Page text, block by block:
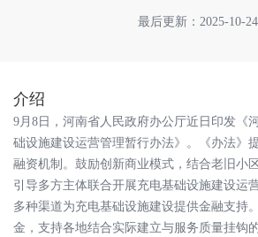
最后更新：2025-10-24
介绍
9月8日，河南省人民政府办公厅近日印发《
础设施建设运营管理暂行办法》。《办法》
融资机制。鼓励创新商业模式，结合老旧小
引导多方主体联合开展充电基础设施建设运
多种渠道为充电基础设施建设提供金融支持
金，支持各地结合实际建立与服务质量挂钩